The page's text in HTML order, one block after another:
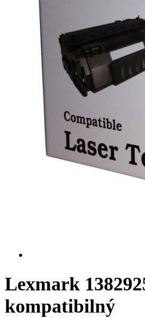
Lexmark
kompatibilný